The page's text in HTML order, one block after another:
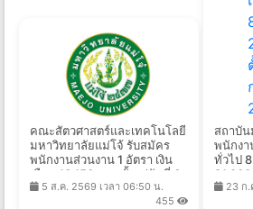
คณะสัตวศาสตร์และเทคโนโลยี
มหาวิทยาลัยแม่โจ้ รับสมัคร
พนักงานส่วนงาน 1 อัตรา เงิน
เดือน 18,150 บาท ตั้งแต่วันที่ 6
- 21 ส.ค. 2569
5 ส.ค. 2569 เวลา 06:50 น.
455
สถาบัน
พนักงา
ทั่วไป
- 10 ส.
23 ก.